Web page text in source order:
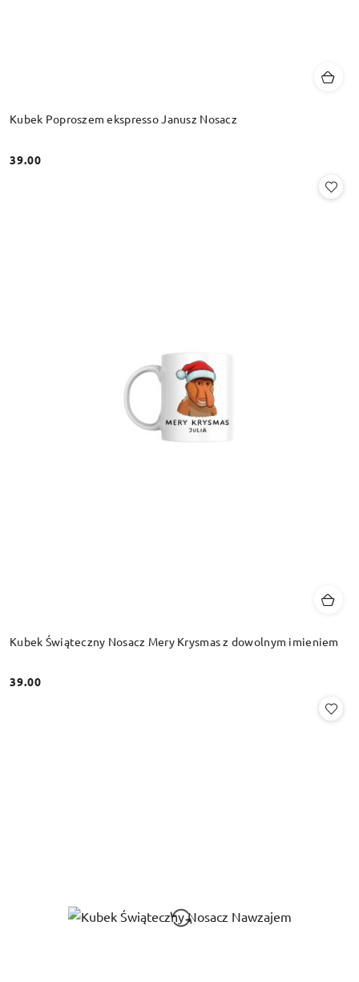
Kubek Poproszem ekspresso Janusz Nosacz
Cena:
39.00
Kubek Świąteczny Nosacz Mery Krysmas z dowolnym imieniem
Cena:
39.00